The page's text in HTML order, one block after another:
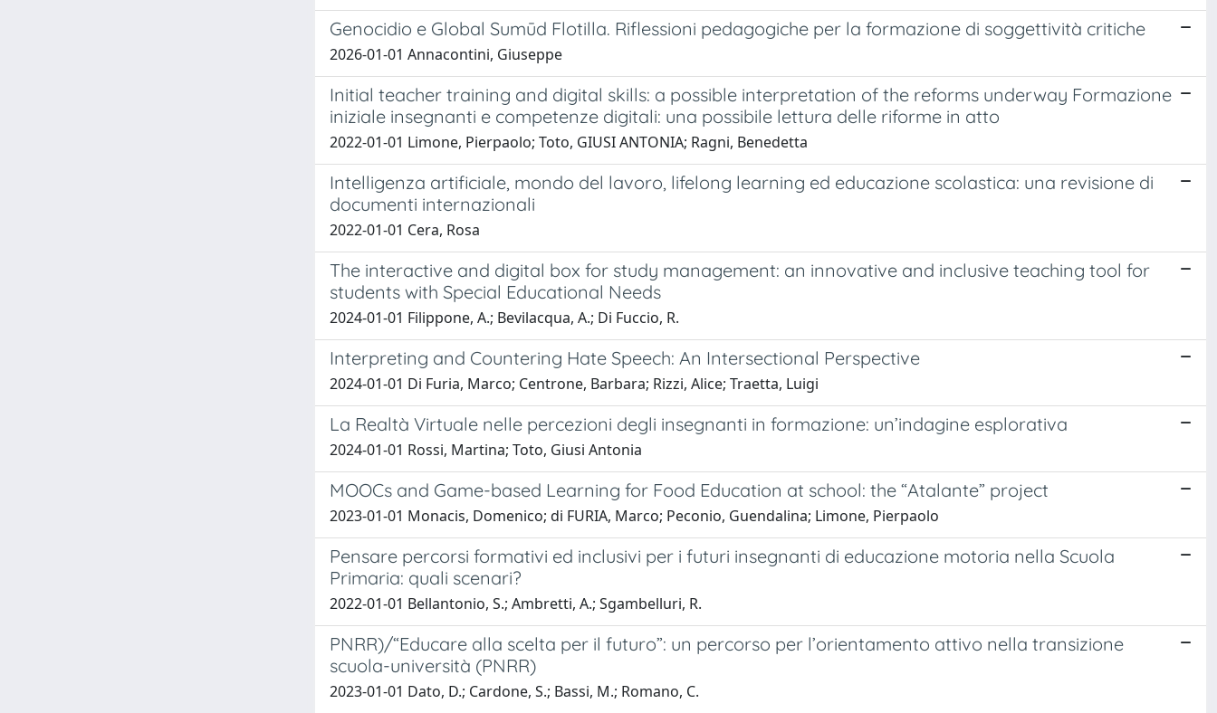
Genocidio e Global Sumūd Flotilla. Riflessioni pedagogiche per la formazione di soggettività critiche
2026-01-01 Annacontini, Giuseppe
Initial teacher training and digital skills: a possible interpretation of the reforms underway Formazione
iniziale insegnanti e competenze digitali: una possibile lettura delle riforme in atto
2022-01-01 Limone, Pierpaolo; Toto, GIUSI ANTONIA; Ragni, Benedetta
Intelligenza artificiale, mondo del lavoro, lifelong learning ed educazione scolastica: una revisione di
documenti internazionali
2022-01-01 Cera, Rosa
The interactive and digital box for study management: an innovative and inclusive teaching tool for
students with Special Educational Needs
2024-01-01 Filippone, A.; Bevilacqua, A.; Di Fuccio, R.
Interpreting and Countering Hate Speech: An Intersectional Perspective
2024-01-01 Di Furia, Marco; Centrone, Barbara; Rizzi, Alice; Traetta, Luigi
La Realtà Virtuale nelle percezioni degli insegnanti in formazione: un’indagine esplorativa
2024-01-01 Rossi, Martina; Toto, Giusi Antonia
MOOCs and Game-based Learning for Food Education at school: the “Atalante” project
2023-01-01 Monacis, Domenico; di FURIA, Marco; Peconio, Guendalina; Limone, Pierpaolo
Pensare percorsi formativi ed inclusivi per i futuri insegnanti di educazione motoria nella Scuola
Primaria: quali scenari?
2022-01-01 Bellantonio, S.; Ambretti, A.; Sgambelluri, R.
PNRR)/“Educare alla scelta per il futuro”: un percorso per l’orientamento attivo nella transizione
scuola-università (PNRR)
2023-01-01 Dato, D.; Cardone, S.; Bassi, M.; Romano, C.